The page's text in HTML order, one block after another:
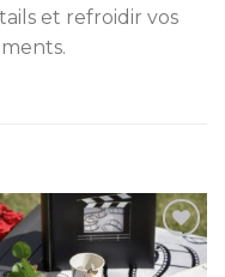
et refroidir vos